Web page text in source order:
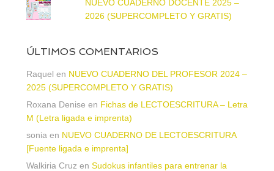
NUEVO CUADERNO DOCENTE 2025 –
2026 (SUPERCOMPLETO Y GRATIS)
ÚLTIMOS COMENTARIOS
Raquel en NUEVO CUADERNO DEL PROFESOR 2024 –
2025 (SUPERCOMPLETO Y GRATIS)
Roxana Denise en Fichas de LECTOESCRITURA – Letra
M (Letra ligada e imprenta)
sonia en NUEVO CUADERNO DE LECTOESCRITURA
[Fuente ligada e imprenta]
Walkiria Cruz en Sudokus infantiles para entrenar la